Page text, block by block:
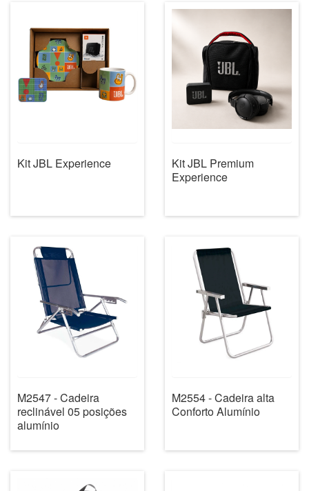
Kit JBL Experience
Kit JBL Premium
Experience
M2547 - Cadeira
reclinável 05 posições
alumínio
M2554 - Cadeira alta
Conforto Alumínio